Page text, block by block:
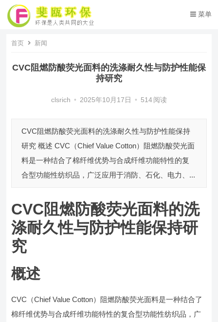
菜单
首页 新闻
CVC阻燃防酸荧光面料的洗涤耐久性与防护性能保
持研究
clsrich • 2025年10月17日 • 514 阅读
CVC阻燃防酸荧光面料的洗涤耐久性与防护性能保持
研究 概述 CVC（Chief Value Cotton）阻燃防酸荧光面
料是一种结合了棉纤维优势与合成纤维功能特性的复
合型功能性纺织品，广泛应用于消防、石化、电力、...
CVC阻燃防酸荧光面料的洗
涤耐久性与防护性能保持研
究
概述
CVC（Chief Value Cotton）阻燃防酸荧光面料是一种结合了
棉纤维优势与合成纤维功能特性的复合型功能性纺织品，广